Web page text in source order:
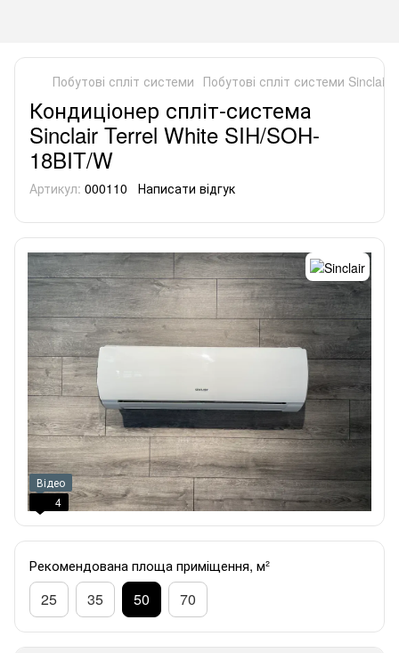
Побутові спліт системи Побутові спліт системи Sinclair
Кондиціонер спліт-система
Sinclair Terrel White SIH/SOH-
18BIT/W
Артикул: 000110 Написати відгук
Відео
4
Рекомендована площа приміщення, м²
25 35 50 70